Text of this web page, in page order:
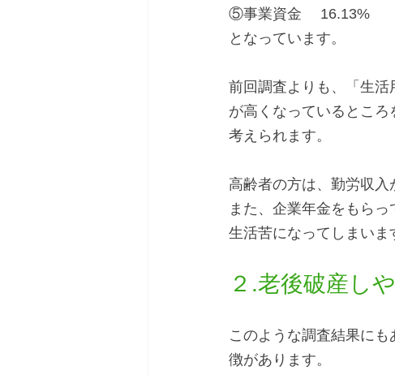
⑤事業資金　 16.13%
となっています。
前回調査よりも、「生
が高くなっているとこ
考えられます。
高齢者の方は、勤労収入
また、企業年金をもら
生活苦になってしまいま
２.老後破産し
このような調査結果に
徴があります。